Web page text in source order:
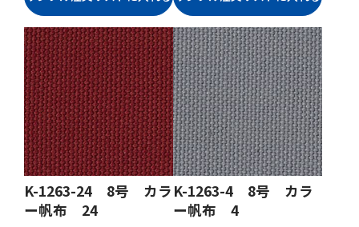
K-1263-24 8号 カラ
ー帆布 24
K-1263-4 8号 カラ
ー帆布 4